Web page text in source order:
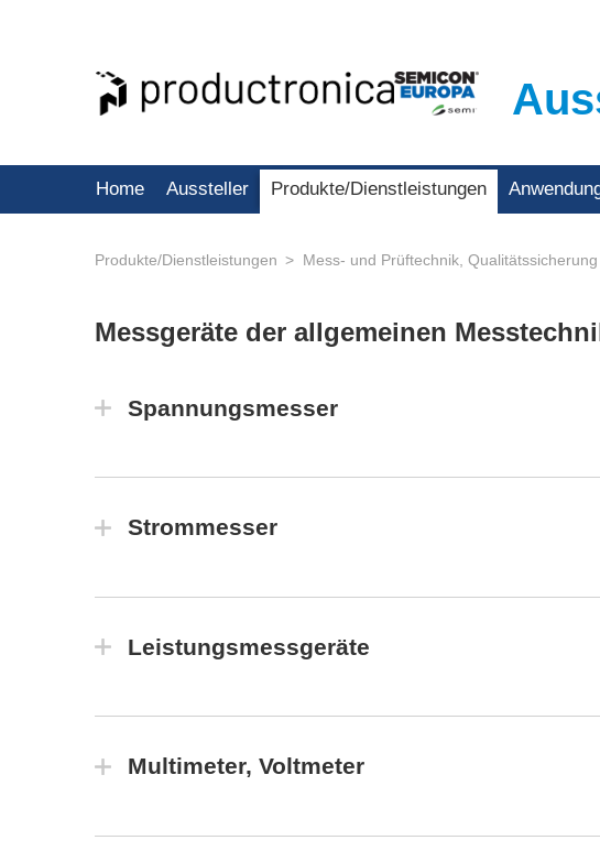
Home Aussteller Produkte/Dienstleistungen
Produkte/Dienstleistungen Mess- und Prüftechnik, Qualitätssicherung
Messgeräte der allgemeinen
Spannungsmesser
Strommesser
Leistungsmessgeräte
Multimeter, Voltmeter